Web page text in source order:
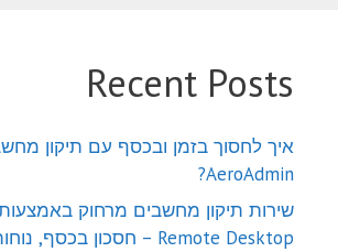
Recent Posts
איך לחסוך בזמן ובכסף עם תיקון
AeroAdmin?
Remote Desktop – חסכון בכסף, נוחות ויעילות